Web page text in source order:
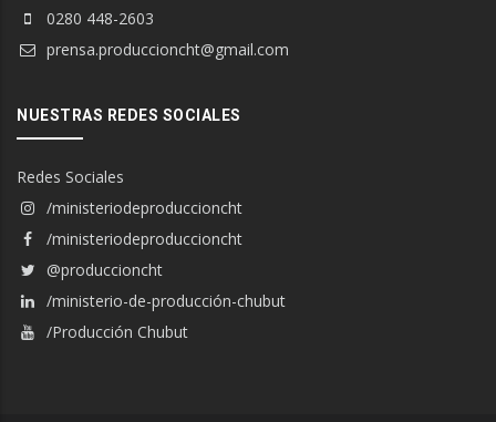
0280 448-2603
prensa.produccioncht@gmail.com
NUESTRAS REDES SOCIALES
Redes Sociales
/ministeriodeproduccioncht
/ministeriodeproduccioncht
@produccioncht
/ministerio-de-producción-chubut
/Producción Chubut